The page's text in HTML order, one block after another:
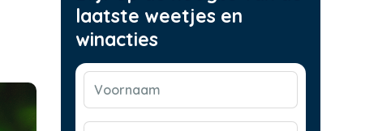
laatste weetjes en
winacties
Voornaam